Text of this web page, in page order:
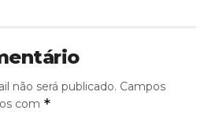
não será publicado. Campos
com *